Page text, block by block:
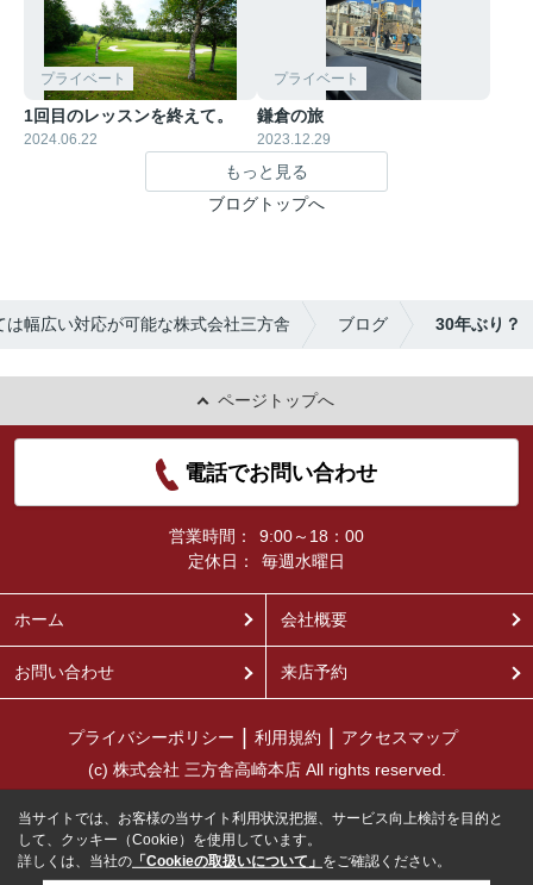
プライベート
1回目のレッスンを終えて。
2024.06.22
プライベート
鎌倉の旅
2023.12.29
もっと見る
ブログトップへ
幅広い対応が可能な株式会社三方舎 ブログ 30年ぶり？
ページトップへ
電話でお問い合わせ
営業時間：
9:00～18：00
定休日：
毎週水曜日
ホーム 会社概要
お問い合わせ 来店予約
プライバシーポリシー 利用規約
アクセスマップ
(c) 株式会社 三方舎高崎本店 All rights reserved.
当サイトでは、お客様の当サイト利用状況把握、サービス向上検討を目的と
して、クッキー（Cookie）を使用しています。
詳しくは、当社の 「Cookieの取扱いについて」 をご確認ください。